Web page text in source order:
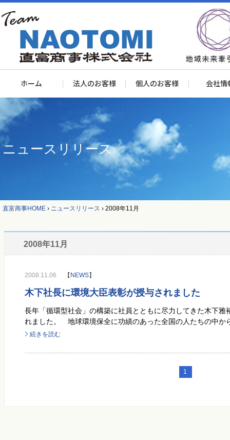
ホーム 法人のお客様 個人のお客様 会社情
ニュースリリース
直富商事HOME › ニュースリリース › 2008年11月
2008年11月
2008.11.06 【 NEWS】
木下社長に環境大臣表彰が授与されました
長年「循環型社会」の構築に社員とともに尽力してきた木下
れました。 地球環境保全に功績のあった全国の人たちの中か
続きを読む
1